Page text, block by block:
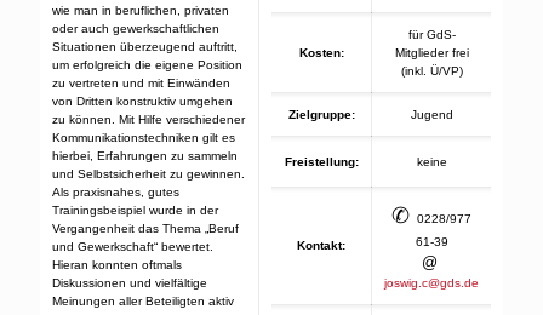
wie man in beruflichen, privaten
oder auch gewerkschaftlichen
Situationen überzeugend auftritt,
um erfolgreich die eigene Position
zu vertreten und mit Einwänden
von Dritten konstruktiv umgehen
zu können. Mit Hilfe verschiedener
Kommunikationstechniken gilt es
hierbei, Erfahrungen zu sammeln
und Selbstsicherheit zu gewinnen.
Als praxisnahes, gutes
Trainingsbeispiel wurde in der
Vergangenheit das Thema „Beruf
und Gewerkschaft“ bewertet.
Hieran konnten oftmals
Diskussionen und vielfältige
Meinungen aller Beteiligten aktiv
Kosten:
für GdS-
Mitglieder frei
(inkl. Ü/VP)
Zielgruppe: Jugend
Freistellung: keine
Kontakt:
✆ 0228/977
61-39
@
joswig.c@gds.de